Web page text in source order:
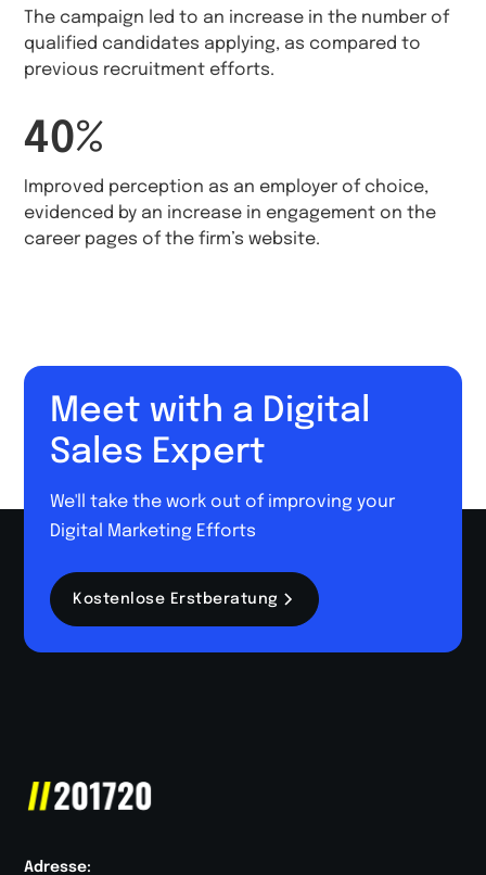
The campaign led to an increase in the number of
qualified candidates applying, as compared to
previous recruitment efforts.
40%
Improved perception as an employer of choice,
evidenced by an increase in engagement on the
career pages of the firm’s website.
Meet with a Digital
Sales Expert
We'll take the work out of improving your
Digital Marketing Efforts
Kostenlose Erstberatung
Adresse: